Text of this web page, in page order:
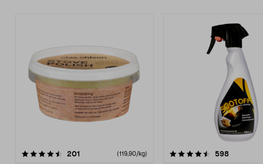
201 (119,90/kg)
4.5viidestä
598arvostelut